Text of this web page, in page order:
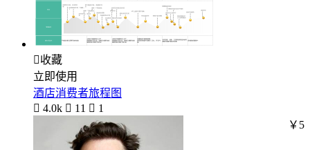
收藏
立即使用
酒店消费者旅程图
 4.0k  11  1
￥5